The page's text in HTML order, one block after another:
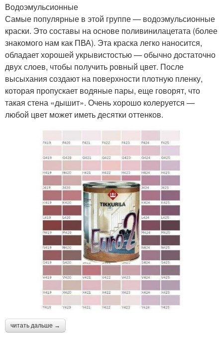
Водоэмульсионные
Самые популярные в этой группе — водоэмульсионные
краски. Это составы на основе поливинилацетата (более
знакомого нам как ПВА). Эта краска легко наносится,
обладает хорошей укрывистостью — обычно достаточно
двух слоев, чтобы получить ровный цвет. После
высыхания создают на поверхности плотную пленку,
которая пропускает водяные пары, еще говорят, что
такая стена «дышит». Очень хорошо колеруется —
любой цвет может иметь десятки оттенков.
читать дальше →